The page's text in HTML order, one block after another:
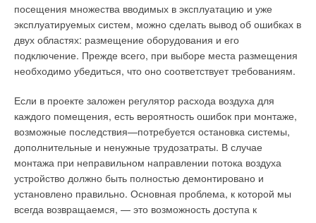
посещения множества вводимых в эксплуатацию и уже
эксплуатируемых систем, можно сделать вывод об ошибках в
двух областях: размещение оборудования и его
подключение. Прежде всего, при выборе места размещения
необходимо убедиться, что оно соответствует требованиям.
Если в проекте заложен регулятор расхода воздуха для
каждого помещения, есть вероятность ошибок при монтаже,
возможные последствия—потребуется остановка системы,
дополнительные и ненужные трудозатраты. В случае
монтажа при неправильном направлении потока воздуха
устройство должно быть полностью демонтировано и
установлено правильно. Основная проблема, к которой мы
всегда возвращаемся, — это возможность доступа к
секций (34%) алюминиевых радиаторов из 8,92 млн секций
потребляемых приборов отопления. Здесь экспертами также
отмечается тенденция к росту потребления примерно на
20% в год, что связано с высокими требованиями,
предъявляемыми потребителями к внешнему виду
Основу конкурентной борьбы в отрасли алюминиевых
радиаторов составляют итальянские производители,
владеющие суммарно около 90% российского рынка.
Отечественные производители имеют сравнительно
небольшие объемы производства, обеспечивая заказами
свои минимальные производственные мощности
(ориентировочная мощность каждого отечественного